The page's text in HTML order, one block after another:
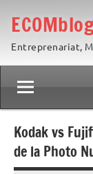
contenu
Entreprenariat,
Kodak vs
de la Photo